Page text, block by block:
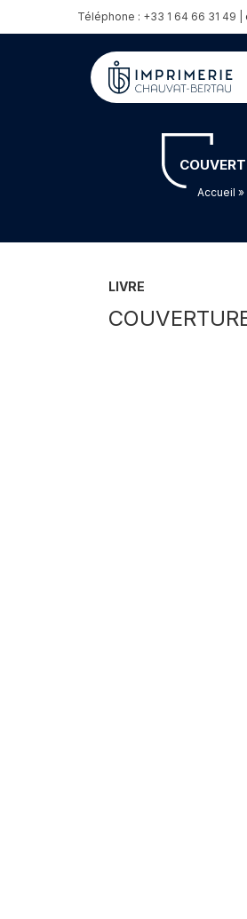
Téléphone : +33 1 64 66 31 49 |
Accueil »
LIVRE